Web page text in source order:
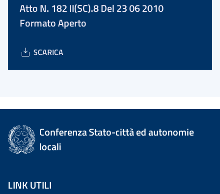
Atto N. 182 II(SC).8 Del 23 06 2010
Formato Aperto
SCARICA
Conferenza Stato-città ed autonomie
locali
LINK UTILI